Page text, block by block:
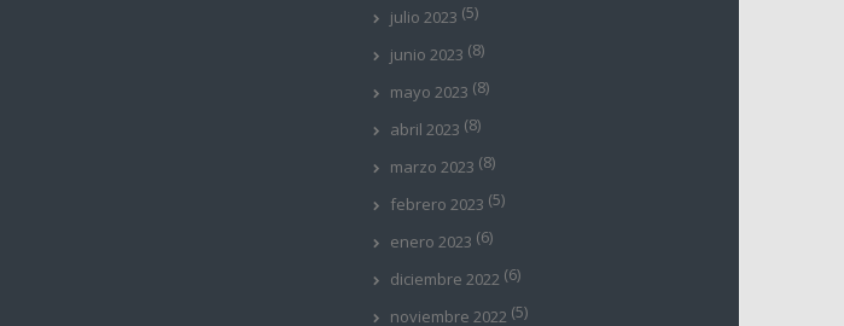
julio 2023 (5)
junio 2023 (8)
mayo 2023 (8)
abril 2023 (8)
marzo 2023 (8)
febrero 2023 (5)
enero 2023 (6)
diciembre 2022 (6)
noviembre 2022 (5)